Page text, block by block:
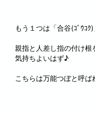
もう１つは「合谷(ｺﾞｳｺｸ)
親指と人差し指の付け根
気持ちよいはず♪
こちらは万能つぼと呼ば